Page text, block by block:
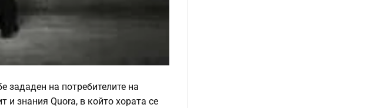
зададен на потребителите на
и знания Quora, в който хората се